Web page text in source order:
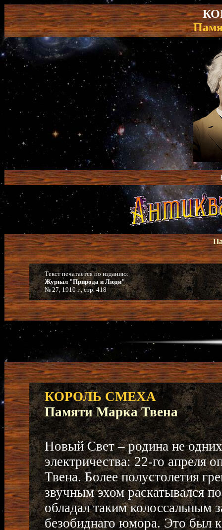
Текст печатается по изданию:
Журнал "Природа и Люди"
№ 27, 1910 г., стр. 418
КОРОЛЬ СМЕХА
Памяти Марка Твена
Новый Свет – родина не
электричества: 22-го апреля
Твена. Более полустолетия
звучным эхом раскатывался
обладал таким колоссальным
безобиднаго юмора. Это был